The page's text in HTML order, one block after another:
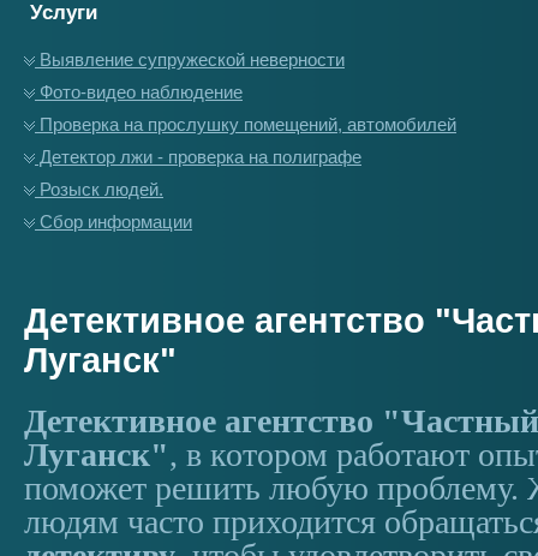
Услуги
Выявление супружеской неверности
Фото-видео наблюдение
Проверка на прослушку помещений, автомобилей
Детектор лжи - проверка на полиграфе
Розыск людей.
Сбор информации
Детективное агентство
Луганск"
Детективное агентство
Луганск", в котором работают
поможет решить любую проблему.
людям часто приходится